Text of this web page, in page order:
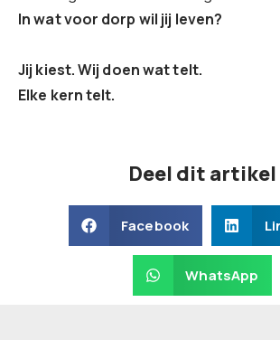
In wat voor dorp wil jij leven?
Jij kiest. Wij doen wat telt.
Elke kern telt.
Deel dit artikel
Facebook
WhatsApp